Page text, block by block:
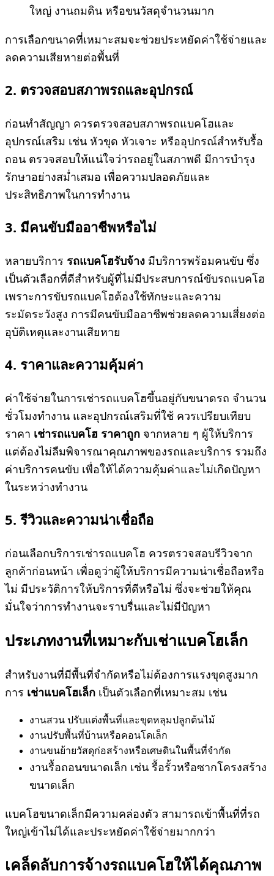
ใหญ่ งานถมดิน หรือขนวัสดุจำนวนมาก
การเลือกขนาดที่เหมาะสมจะช่วยประหยัดค่าใช้จ่ายและ
ลดความเสียหายต่อพื้นที่
2. ตรวจสอบสภาพรถและอุปกรณ์
ก่อนทำสัญญา ควรตรวจสอบสภาพรถแบคโฮและ
อุปกรณ์เสริม เช่น หัวขุด หัวเจาะ หรืออุปกรณ์สำหรับรื้อ
ถอน ตรวจสอบให้แน่ใจว่ารถอยู่ในสภาพดี มีการบำรุง
รักษาอย่างสม่ำเสมอ เพื่อความปลอดภัยและ
ประสิทธิภาพในการทำงาน
3. มีคนขับมืออาชีพหรือไม่
หลายบริการ รถแบคโฮรับจ้าง มีบริการพร้อมคนขับ ซึ่ง
เป็นตัวเลือกที่ดีสำหรับผู้ที่ไม่มีประสบการณ์ขับรถแบคโฮ
เพราะการขับรถแบคโฮต้องใช้ทักษะและความ
ระมัดระวังสูง การมีคนขับมืออาชีพช่วยลดความเสี่ยงต่อ
อุบัติเหตุและงานเสียหาย
4. ราคาและความคุ้มค่า
ค่าใช้จ่ายในการเช่ารถแบคโฮขึ้นอยู่กับขนาดรถ จำนวน
ชั่วโมงทำงาน และอุปกรณ์เสริมที่ใช้ ควรเปรียบเทียบ
ราคา เช่ารถแบคโฮ ราคาถูก จากหลาย ๆ ผู้ให้บริการ
แต่ต้องไม่ลืมพิจารณาคุณภาพของรถและบริการ รวมถึง
ค่าบริการคนขับ เพื่อให้ได้ความคุ้มค่าและไม่เกิดปัญหา
ในระหว่างทำงาน
5. รีวิวและความน่าเชื่อถือ
ก่อนเลือกบริการเช่ารถแบคโฮ ควรตรวจสอบรีวิวจาก
ลูกค้าก่อนหน้า เพื่อดูว่าผู้ให้บริการมีความน่าเชื่อถือหรือ
ไม่ มีประวัติการให้บริการที่ดีหรือไม่ ซึ่งจะช่วยให้คุณ
มั่นใจว่าการทำงานจะราบรื่นและไม่มีปัญหา
ประเภทงานที่เหมาะกับเช่าแบคโฮเล็ก
สำหรับงานที่มีพื้นที่จำกัดหรือไม่ต้องการแรงขุดสูงมาก
การ เช่าแบคโฮเล็ก เป็นตัวเลือกที่เหมาะสม เช่น
งานสวน ปรับแต่งพื้นที่และขุดหลุมปลูกต้นไม้
งานปรับพื้นที่บ้านหรือคอนโดเล็ก
งานขนย้ายวัสดุก่อสร้างหรือเศษดินในพื้นที่จำกัด
งานรื้อถอนขนาดเล็ก เช่น รื้อรั้วหรือซากโครงสร้าง
ขนาดเล็ก
แบคโฮขนาดเล็กมีความคล่องตัว สามารถเข้าพื้นที่ที่รถ
ใหญ่เข้าไม่ได้และประหยัดค่าใช้จ่ายมากกว่า
เคล็ดลับการจ้างรถแบคโฮให้ได้คุณภาพ